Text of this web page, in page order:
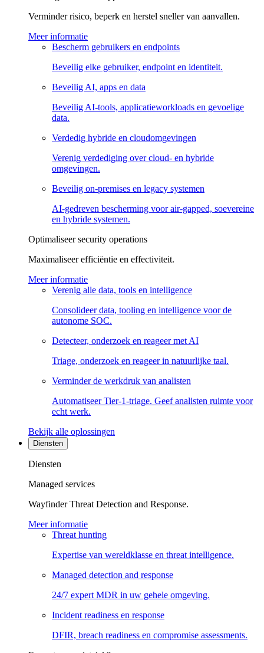
Verminder risico, beperk en herstel sneller van aanvallen.
Meer informatie
Bescherm gebruikers en endpoints
Beveilig elke gebruiker, endpoint en identiteit.
Beveilig AI, apps en data
Beveilig AI-tools, applicatieworkloads en gevoelige
data.
Verdedig hybride en cloudomgevingen
Verenig verdediging over cloud- en hybride
omgevingen.
Beveilig on-premises en legacy systemen
AI-gedreven bescherming voor air-gapped, soevereine
en hybride systemen.
Optimaliseer security operations
Maximaliseer efficiëntie en effectiviteit.
Meer informatie
Verenig alle data, tools en intelligence
Consolideer data, tooling en intelligence voor de
autonome SOC.
Detecteer, onderzoek en reageer met AI
Triage, onderzoek en reageer in natuurlijke taal.
Verminder de werkdruk van analisten
Automatiseer Tier-1-triage. Geef analisten ruimte voor
echt werk.
Bekijk alle oplossingen
Diensten
Diensten
Managed services
Wayfinder Threat Detection and Response.
Meer informatie
Threat hunting
Expertise van wereldklasse en threat intelligence.
Managed detection and response
24/7 expert MDR in uw gehele omgeving.
Incident readiness en response
DFIR, breach readiness en compromise assessments.